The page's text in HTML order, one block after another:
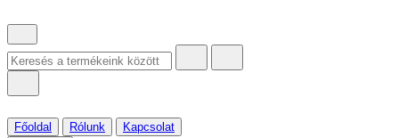
Főoldal Rólunk
Kapcsolat